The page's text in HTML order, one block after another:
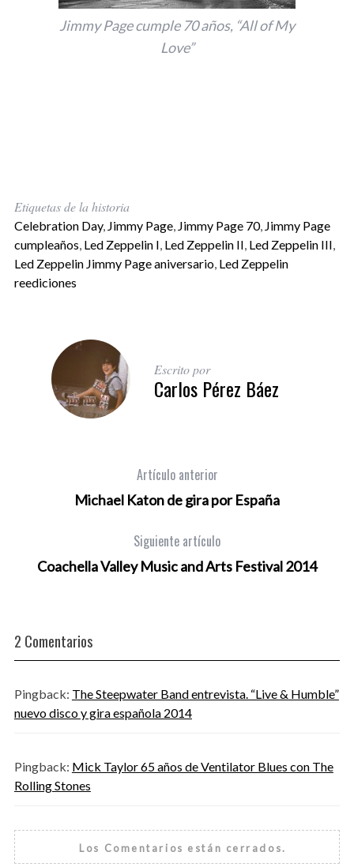
Jimmy Page cumple 70 años, “All of My
Love”
Etiquetas de la historia
Celebration Day, Jimmy Page, Jimmy Page 70, Jimmy Page
cumpleaños, Led Zeppelin I, Led Zeppelin II, Led Zeppelin III,
Led Zeppelin Jimmy Page aniversario, Led Zeppelin
reediciones
Escrito por
Carlos Pérez Báez
Artículo anterior
Michael Katon de gira por España
Siguiente artículo
Coachella Valley Music and Arts Festival 2014
2 Comentarios
Pingback: The Steepwater Band entrevista. “Live & Humble”
nuevo disco y gira española 2014
Pingback: Mick Taylor 65 años de Ventilator Blues con The
Rolling Stones
Los Comentarios están cerrados.